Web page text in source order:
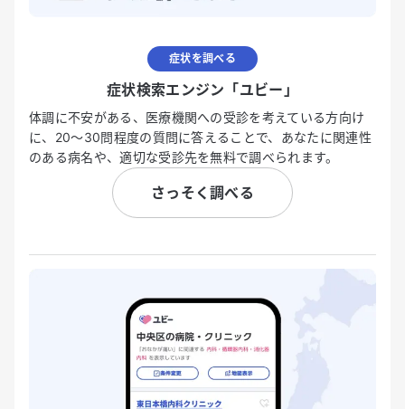
症状を調べる
症状検索エンジン「ユビー」
体調に不安がある、医療機関への受診を考えている方向け
に、20〜30問程度の質問に答えることで、あなたに関連性
のある病名や、適切な受診先を無料で調べられます。
さっそく調べる